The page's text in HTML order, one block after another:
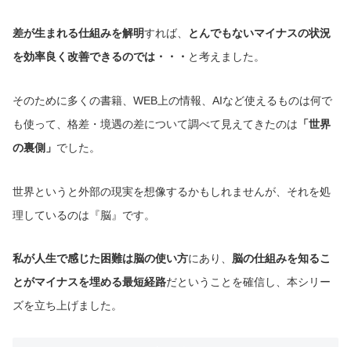
差が生まれる仕組みを解明すれば、
とんでもないマイナスの状況
を効率良く改善できるのでは・・・ と考えました。
そのために多くの書籍、WEB上の情報、AIなど使えるものは何で
も使って、格差・境遇の差について調べて見えてきたのは 「世界
の裏側」 でした。
世界というと外部の現実を想像するかもしれませんが、それを処
理しているのは『脳』です。
私が人生で感じた困難は脳の使い方にあり、 脳の仕組みを知るこ
とがマイナスを埋める最短経路だということを確信し、本シリー
ズを立ち上げました。